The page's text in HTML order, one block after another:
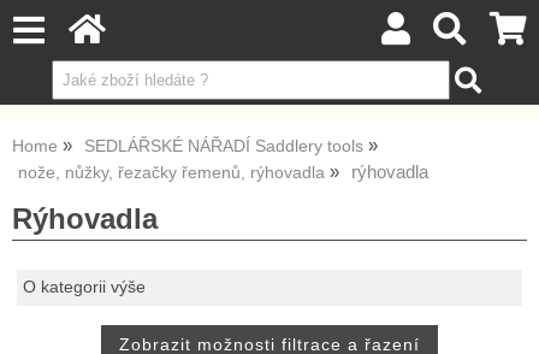
Home
SEDLÁŘSKÉ NÁŘADÍ Saddlery tools
nože, nůžky, řezačky řemenů, rýhovadla
rýhovadla
Rýhovadla
O kategorii výše